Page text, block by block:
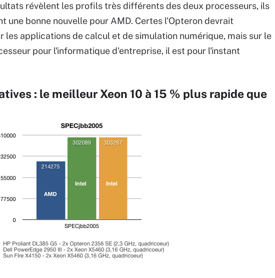
révèlent les profils très différents des deux processeurs, ils
une bonne nouvelle pour AMD. Certes l'Opteron devrait
les applications de calcul et de simulation numérique, mais sur le
pour l'informatique d'entreprise, il est pour l'instant
: le meilleur Xeon 10 à 15 % plus rapide que